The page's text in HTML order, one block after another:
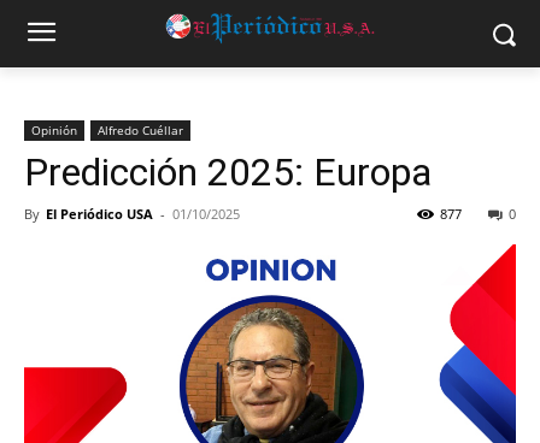
Opinión Alfredo Cuéllar
Predicción 2025: Europa
By El Periódico USA - 01/10/2025 0
877